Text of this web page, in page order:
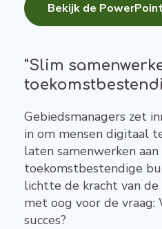
Bekijk de
"Slim
Gebiedsmanagers zet
in om mensen digitaal
laten samenwerken aan
toekomstbestendige
lichtte de kracht van de
met oog voor de
succes?